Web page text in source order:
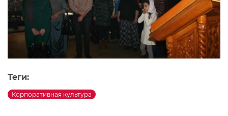
Теги:
Корпоративная культура